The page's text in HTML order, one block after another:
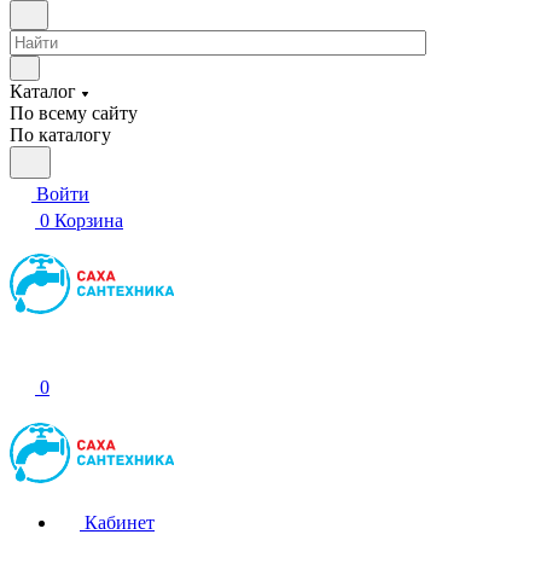
Каталог
По всему сайту
По каталогу
Войти
0 Корзина
0
Кабинет